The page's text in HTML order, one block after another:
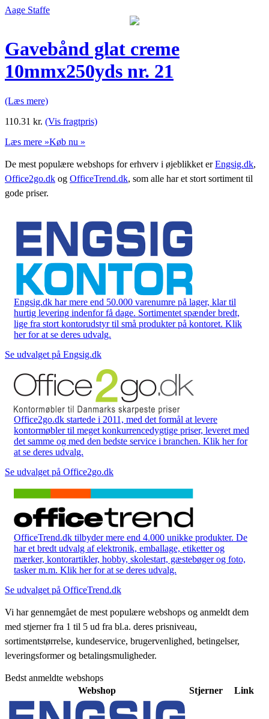
Aage Staffe
Gavebånd glat creme
10mmx250yds nr. 21
(Læs mere)
110.31 kr. (Vis fragtpris)
Læs mere »Køb nu »
De mest populære webshops for erhverv i øjeblikket erEngsig.dk,
Office2go.dk og OfficeTrend.dk, som alle har et stort sortiment til
gode priser.
Engsig.dk har mere end 50.000 varenumre på lager, klar til
hurtig levering indenfor få dage. Sortimentet spænder bredt,
lige fra stort kontorudstyr til små produkter på kontoret. Klik
her for at se deres udvalg.
Se udvalget på Engsig.dk
Office2go.dk startede i 2011, med det formål at levere
kontormøbler til meget konkurrencedygtige priser, leveret med
det samme og med den bedste service i branchen. Klik her for
at se deres udvalg.
Se udvalget på Office2go.dk
OfficeTrend.dk tilbyder mere end 4.000 unikke produkter. De
har et bredt udvalg af elektronik, emballage, etiketter og
mærker, kontorartikler, hobby, skolestart, gæstebøger og foto,
tasker m.m. Klik her for at se deres udvalg.
Se udvalget på OfficeTrend.dk
Vi har gennemgået de mest populære webshops og anmeldt dem
med stjerner fra 1 til 5 ud fra bl.a. deres prisniveau,
sortimentstørrelse, kundeservice, brugervenlighed, betingelser,
leveringsformer og betalingsmuligheder.
Bedst anmeldte webshops
Webshop
Stjerner Link